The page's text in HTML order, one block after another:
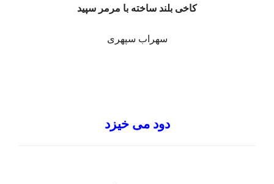
کاخی بلند ساخته با مرمر سپید
سهراب سپهری
دود می خیزد